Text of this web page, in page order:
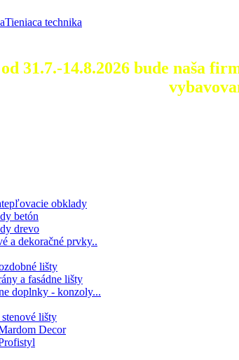
Tieniaca technika
31.7.-14.8.2026 bude naša
obklady
betón
drevo
a dekoračné prvky..
lišty
a fasádne lišty
doplnky - konzoly...
lišty
Decor